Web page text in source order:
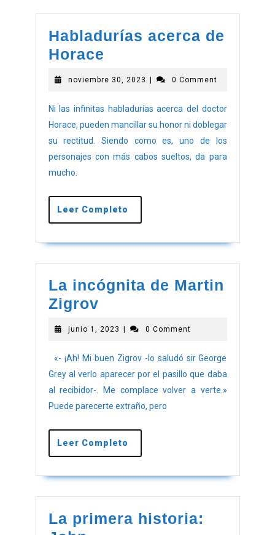
Habladurías acerca de
Horace
noviembre 30, 2023 | 0 Comment
Ni las infinitas habladurías acerca del doctor
Horace, pueden mancillar su honor ni doblegar
su rectitud. Siendo como es, uno de los
personajes con más cabos sueltos, da para
mucho.
Leer Completo
La incógnita de Martin
Zigrov
junio 1, 2023 | 0 Comment
«- ¡Ah! Mi buen Zigrov -lo saludó sir George
Grey al verlo aparecer por el pasillo que daba
al recibidor-. Me complace volver a verte.»
Puede parecerte extraño, pero
Leer Completo
La primera historia: